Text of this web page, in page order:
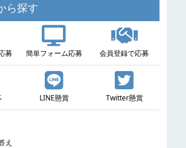
ら探す
募 簡単フォーム応募 会員登録で応募
LINE懸賞 Twitter懸賞
え